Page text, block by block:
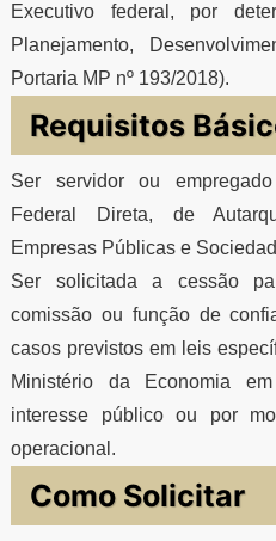
Executivo federal, por
Planejamento,
Portaria MP nº 193/2018).
Requisitos
Ser servidor ou
Federal Direta, de
Empresas Públicas e
Ser solicitada a cessão
comissão ou função de
casos previstos em leis
Ministério da Economia
interesse público ou por
operacional.
Como Solicitar